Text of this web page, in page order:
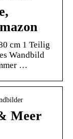
cm 1 Teilig
Wandbild
…
Meer